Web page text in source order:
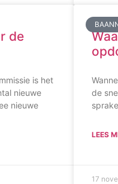
de
is het
nieuwe
nieuwe
de
LEES
17